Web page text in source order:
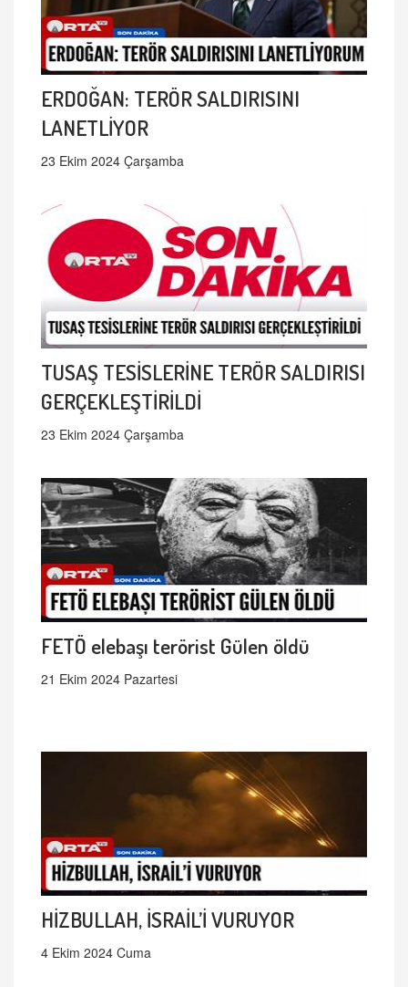
ERDOĞAN: TERÖR SALDIRISINI
LANETLİYOR
23 Ekim 2024 Çarşamba
TUSAŞ TESİSLERİNE TERÖR SALDIRISI
GERÇEKLEŞTİRİLDİ
23 Ekim 2024 Çarşamba
FETÖ elebaşı terörist Gülen öldü
21 Ekim 2024 Pazartesi
HİZBULLAH, İSRAİL’İ VURUYOR
4 Ekim 2024 Cuma